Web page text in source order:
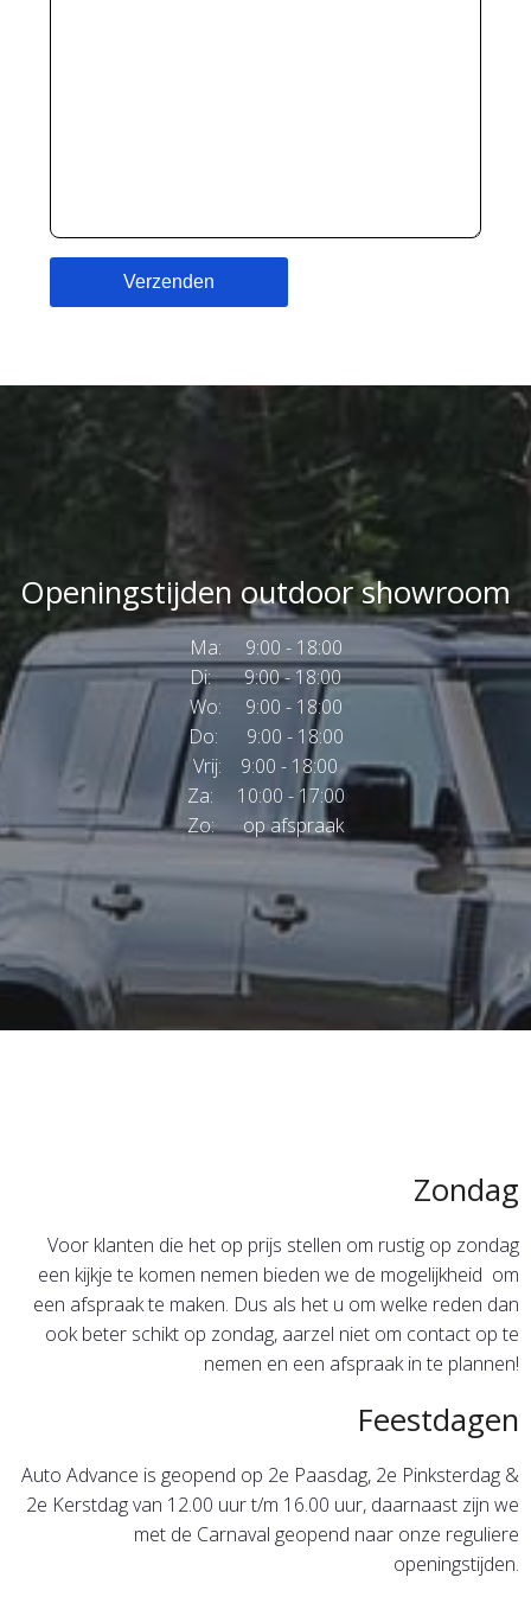
Openingstijden outdoor showroom
Ma: 9:00 - 18:00
Di: 9:00 - 18:00
Wo: 9:00 - 18:00
Do: 9:00 - 18:00
Vrij: 9:00 - 18:00
Za: 10:00 - 17:00
Zo: op afspraak
Zondag
Voor klanten die het op prijs stellen om rustig op zondag
een kijkje te komen nemen bieden we de mogelijkheid om
een afspraak te maken. Dus als het u om welke reden dan
ook beter schikt op zondag, aarzel niet om contact op te
nemen en een afspraak in te plannen!
Feestdagen
Auto Advance is geopend op 2e Paasdag, 2e Pinksterdag &
2e Kerstdag van 12.00 uur t/m 16.00 uur, daarnaast zijn we
met de Carnaval geopend naar onze reguliere
openingstijden.